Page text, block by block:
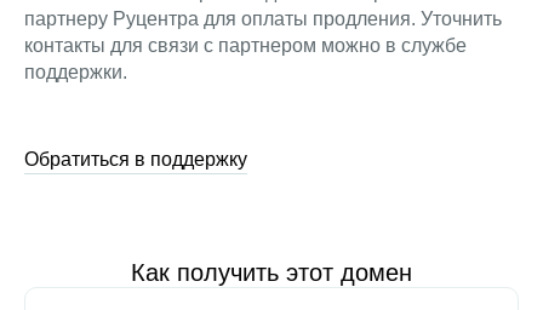
партнеру Руцентра для оплаты продления. Уточнить
контакты для связи с партнером можно в службе
поддержки.
Обратиться в поддержку
Как получить этот домен